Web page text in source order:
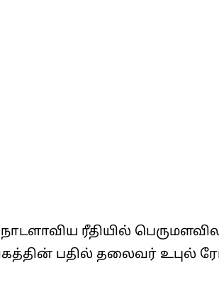
ரீதியில்
பதில் தலைவர் உபுல்